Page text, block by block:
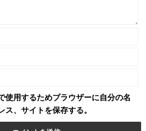
使用するためブラウザーに自分の名
ス、サイトを保存する。